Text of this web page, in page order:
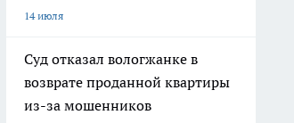
14 июля
Суд отказал вологжанке в
возврате проданной квартиры
из-за мошенников